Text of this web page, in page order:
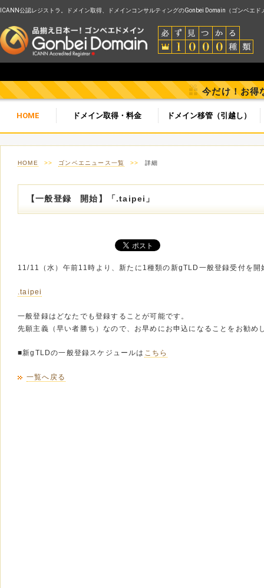
ICANN公認レジストラ。ドメイン取得、ドメインコンサルティングのGonbei Domain（ゴンベエド
今だけ！お得
HOME ドメイン取得・料金 ドメイン移管（引越し）
HOME >> ゴンベエニュース一覧 >> 詳細
【一般登録 開始】「.taipei」
11/11（水）午前11時より、新たに1種類の新gTLD一般登録受付を開
.taipei
一般登録はどなたでも登録することが可能です。
先願主義（早い者勝ち）なので、お早めにお申込になることをお勧め
■新gTLDの一般登録スケジュールは こちら
一覧へ戻る